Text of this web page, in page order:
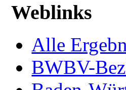
Weblinks
Alle
BWBV-